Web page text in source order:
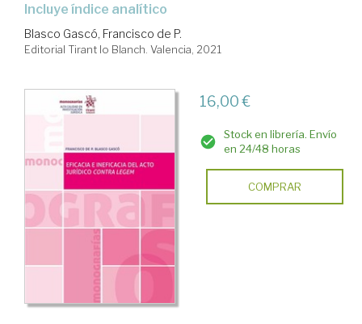
Incluye índice analítico
Blasco Gascó, Francisco de P.
Editorial Tirant lo Blanch. Valencia, 2021
16,00 €
Stock en librería. Envío
en 24/48 horas
COMPRAR